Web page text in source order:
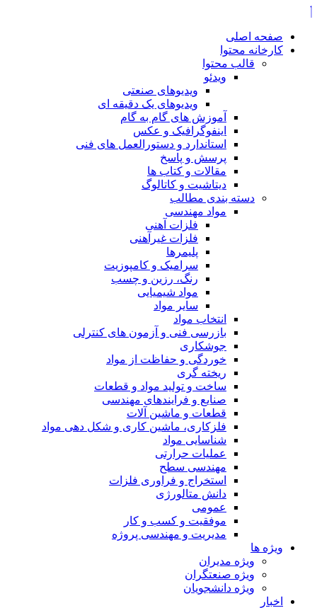
صفحه اصلی
کارخانه محتوا
قالب محتوا
ویدئو
ویدیوهای صنعتی
ویدیوهای یک دقیقه ای
آموزش های گام به گام
اینفوگرافیک و عکس
استاندارد و دستورالعمل های فنی
پرسش و پاسخ
مقالات و کتاب ها
دیتاشیت و کاتالوگ
دسته بندی مطالب
مواد مهندسی
فلزات آهنی
فلزات غیرآهنی
پلیمرها
سرامیک و کامپوزیت
رنگ، رزین و چسب
مواد شیمیایی
سایر مواد
انتخاب مواد
بازرسی فنی و آزمون های کنترلی
جوشکاری
خوردگی و حفاظت از مواد
ریخته گری
ساخت و تولید مواد و قطعات
صنایع و فرایندهای مهندسی
قطعات و ماشین آلات
فلزکاری، ماشین کاری و شکل دهی مواد
شناسایی مواد
عملیات حرارتی
مهندسی سطح
استخراج و فراوری فلزات
دانش متالورژی
عمومی
موفقیت و کسب و کار
مدیریت و مهندسی پروژه
ویژه ها
ویژه مدیران
ویژه صنعتگران
ویژه دانشجویان
اخبار